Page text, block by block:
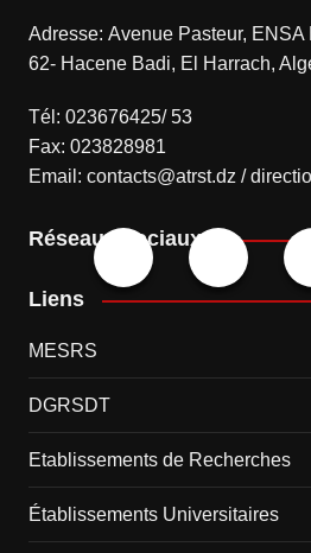
Adresse: Avenue Pasteur, ENSA
62- Hacene Badi, El Harrach,
Tél: 023676425/ 53
Fax: 023828981
Email: contacts@atrst.dz /
Réseaux sociaux
Liens
MESRS
DGRSDT
Etablissements de Recherches
Établissements Universitaires